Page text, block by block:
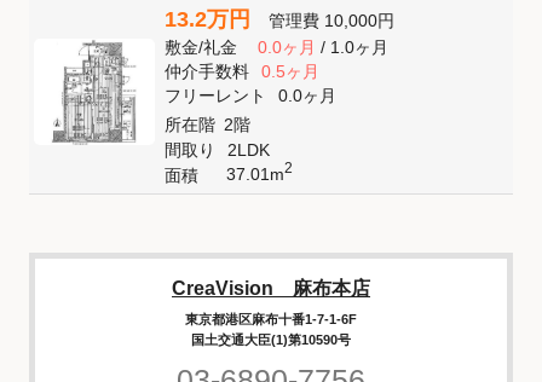
13.2万円 管理費 10,000円
敷金/礼金 0.0ヶ月/ 1.0ヶ月
仲介手数料
0.5ヶ月
フリーレント
0.0ヶ月
所在階 2階
間取り
2LDK
面積
37.01m2
CreaVision 麻布本店
東京都港区麻布十番1-7-1-6F
国土交通大臣(1)第10590号